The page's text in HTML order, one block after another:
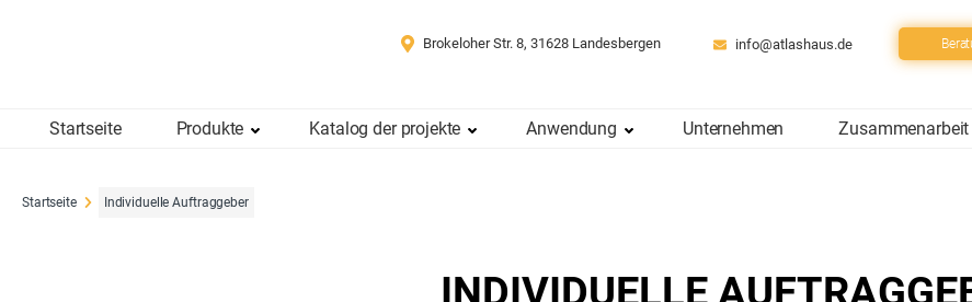
Brokeloher Str. 8, 31628 Landesbergen info@atlashaus.de
Startseite Produkte Katalog der projekte Anwendung Unternehmen Zusammenarbeit
Startseite Individuelle Auftraggeber
INDIVIDUELLE